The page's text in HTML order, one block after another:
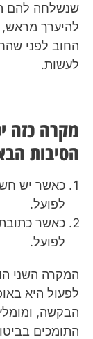
שנשלחה להם
להיערך מראש,
החוב לפני
לעשות.
מקרה כזה
הסיבות
כאשר יש
לפועל.
כאשר
לפועל.
המקרה השני
לפעול היא
הבקשה,
התומכים